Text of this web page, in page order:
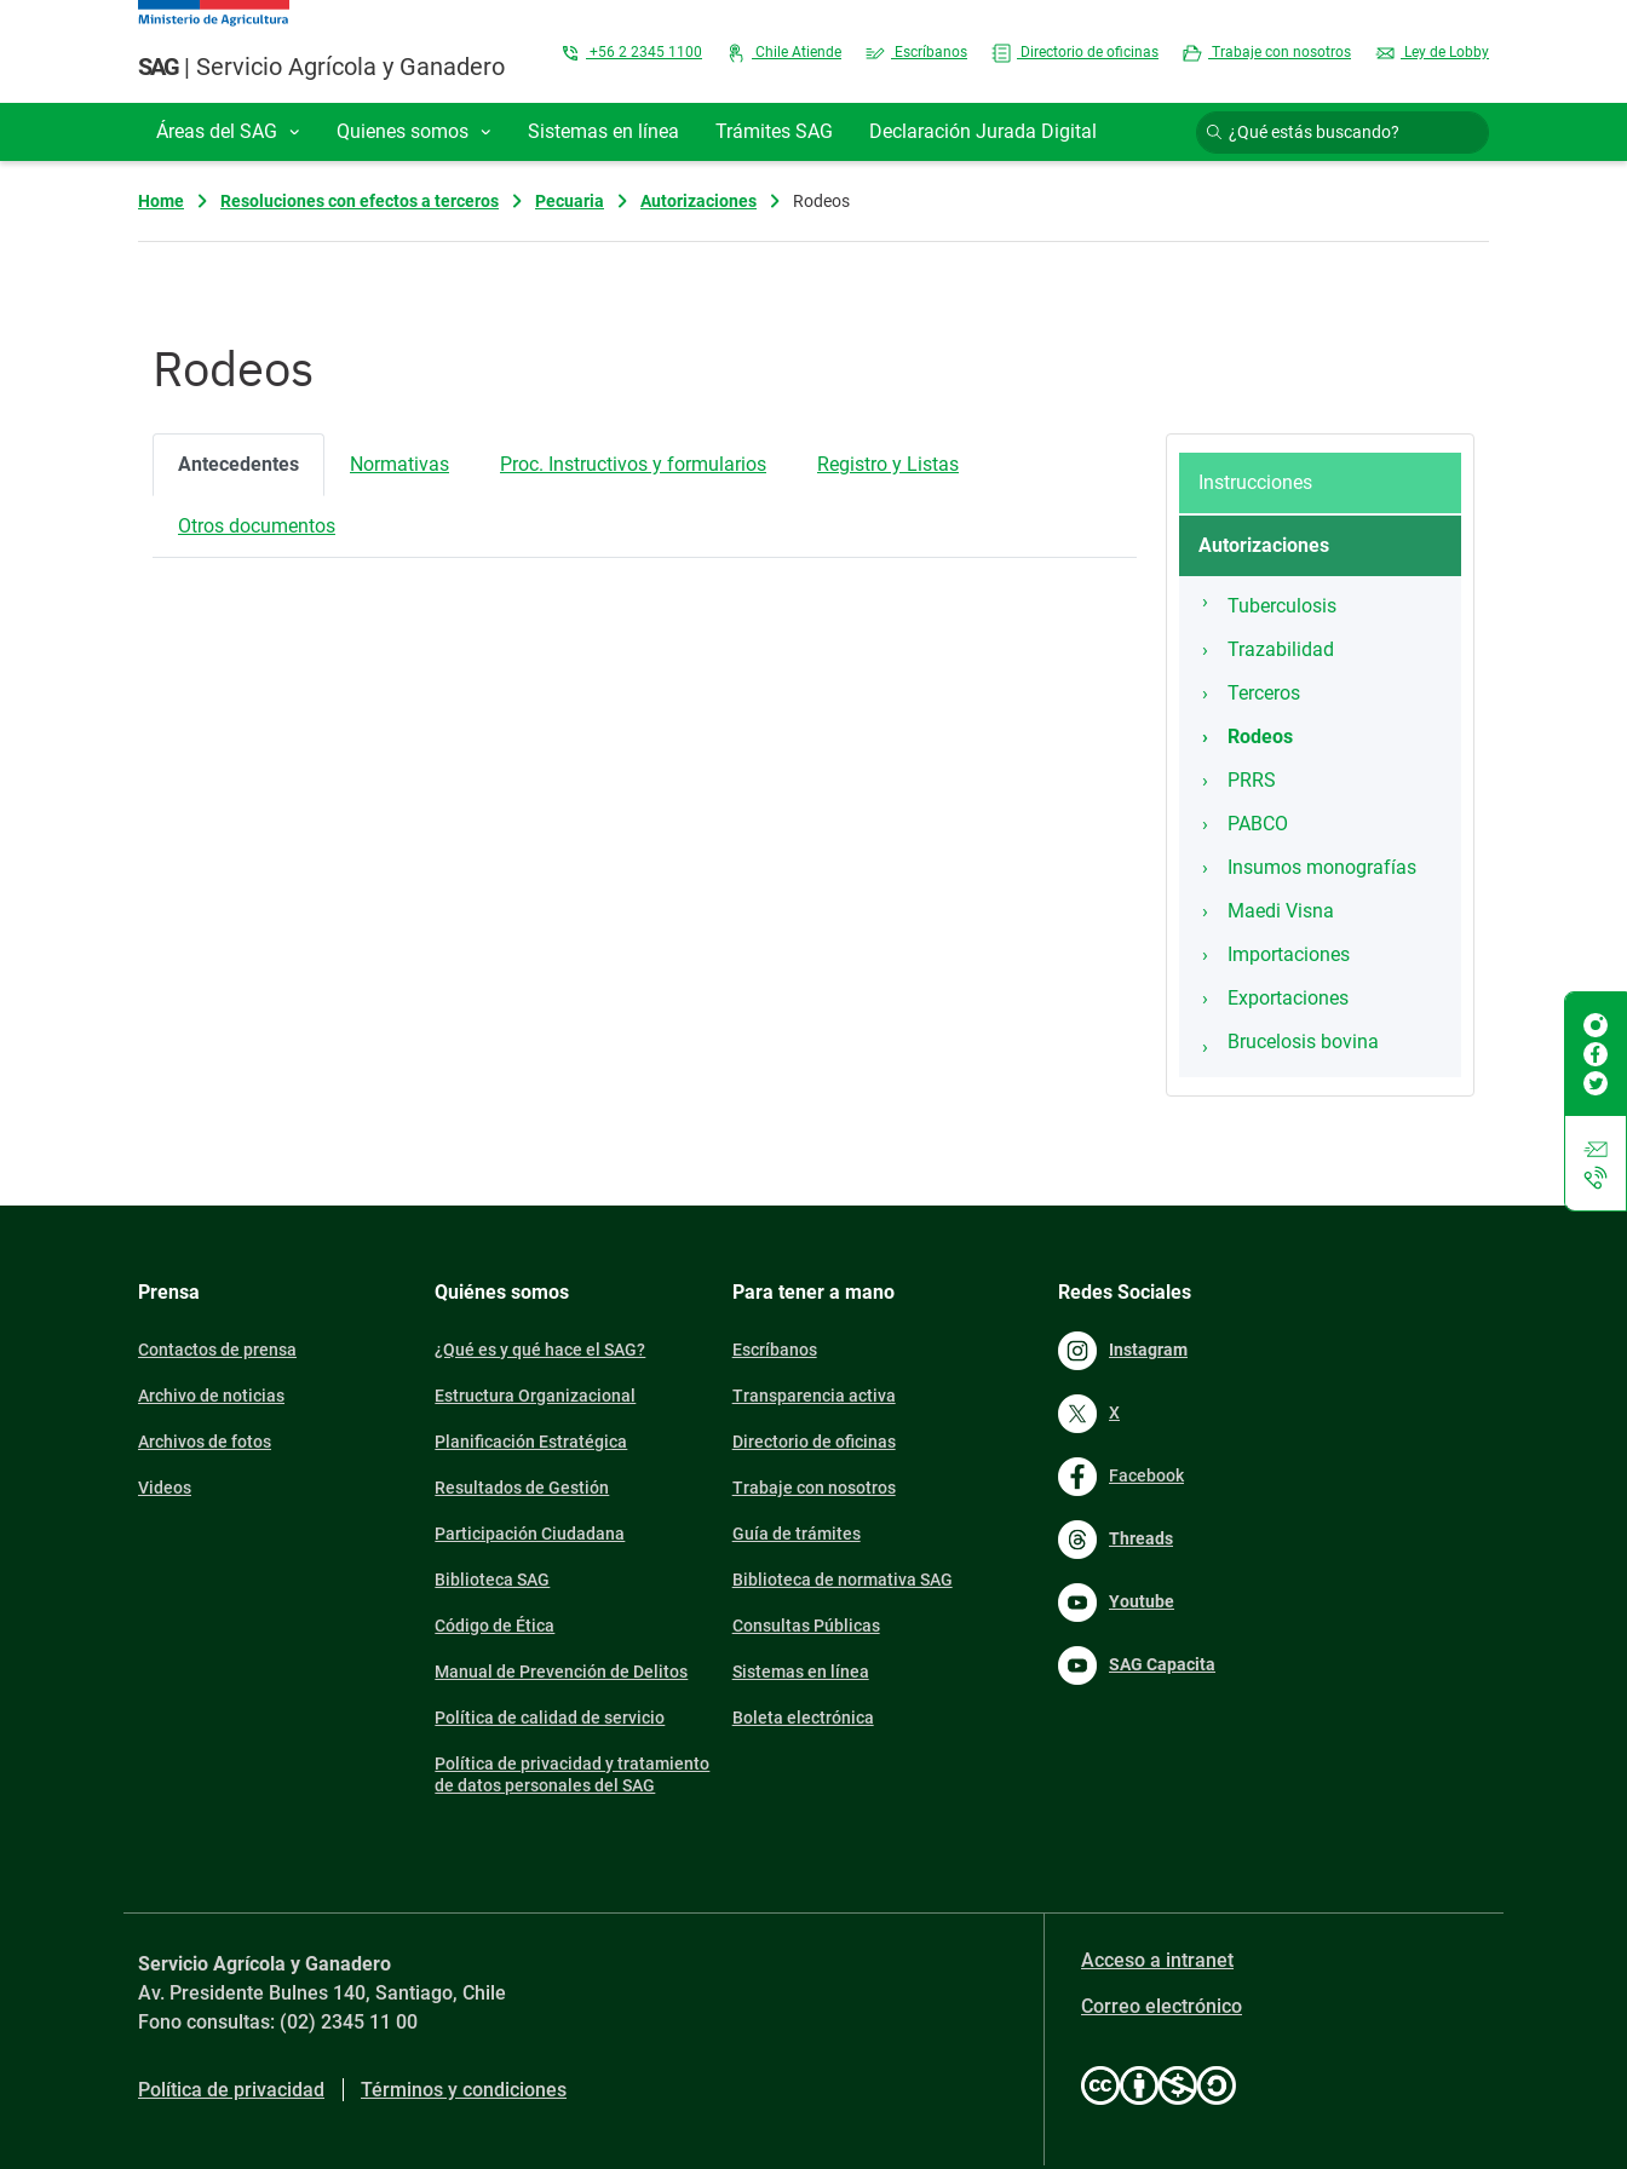
Pasar al contenido principal
SAG| Servicio Agrícola y Ganadero Top Menu
+56 2 2345 1100 Chile Atiende Escríbanos Directorio de oficinas Trabaje con nosotros Ley de Lobby
Navegación principal
Áreas del SAG Quienes somos Sistemas en línea Trámites SAG Declaración Jurada Digital
Home Resoluciones con efectos a terceros Pecuaria Autorizaciones Rodeos
Rodeos
Antecedentes Normativas Proc. Instructivos y formularios Registro y Listas
Otros documentos
Instrucciones
Autorizaciones
Tuberculosis
Trazabilidad
Terceros
Rodeos
PRRS
PABCO
Insumos monografías
Maedi Visna
Importaciones
Exportaciones
Brucelosis bovina
Prensa
Contactos de prensa
Archivo de noticias
Archivos de fotos
Videos
Quiénes somos
¿Qué es y qué hace el SAG?
Estructura Organizacional
Planificación Estratégica
Resultados de Gestión
Participación Ciudadana
Biblioteca SAG
Código de Ética
Manual de Prevención de Delitos
Política de calidad de servicio
Política de privacidad y tratamiento
de datos personales del SAG
Para tener a mano
Escríbanos
Transparencia activa
Directorio de oficinas
Trabaje con nosotros
Guía de trámites
Biblioteca de normativa SAG
Consultas Públicas
Sistemas en línea
Boleta electrónica
Redes Sociales
Instagram
X
Facebook
Threads
Youtube
SAG Capacita
Servicio Agrícola y Ganadero
Av. Presidente Bulnes 140, Santiago, Chile
Fono consultas: (02) 2345 11 00
Política de privacidad Términos y condiciones
Acceso a intranet
Correo electrónico